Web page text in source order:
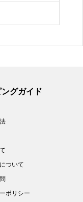
グガイド
ついて
ポリシー